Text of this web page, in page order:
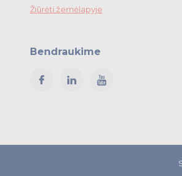
Žiūrėti žemėlapyje
Bendraukime